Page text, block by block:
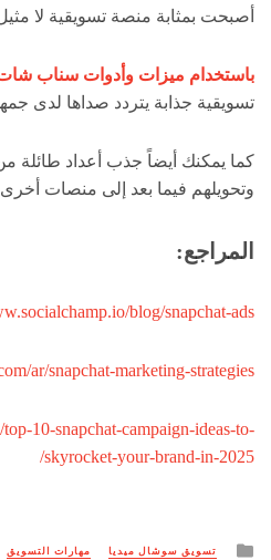
أصبحت بمثابة منصة تسويقية لا
باستخدام ميزات وأدوات سناب
تسويقية جذابة يتردد صداها لدى
كما يمكنك أيضاً جذب أعداد طائلة من
وتحويلهم فيما بعد إلى منصات
المراجع:
blog/snapchat-ads/
ar/snapchat-marketing-strategies/
10-snapchat-campaign-ideas-to-
skyrocket-your-brand-in-2025/
Posted
تسويق سوشال ميديا مهارات التسويق